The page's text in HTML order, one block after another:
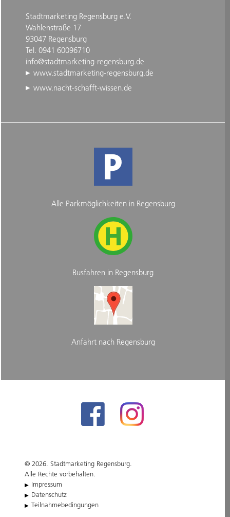
Stadtmarketing Regensburg e.V.
Wahlenstraße 17
93047 Regensburg
Tel. 0941 60096710
info@stadtmarketing-regensburg.de
www.stadtmarketing-regensburg.de
www.nacht-schafft-wissen.de
Alle Parkmöglichkeiten in Regensburg
Busfahren in Regensburg
Anfahrt nach Regensburg
© 2026. Stadtmarketing Regensburg.
Alle Rechte vorbehalten.
Impressum
Datenschutz
Teilnahmebedingungen